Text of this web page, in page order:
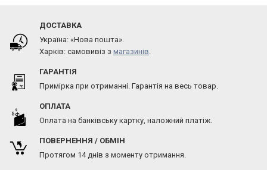
ДОСТАВКА
Україна: «Нова пошта».
Харків: самовивіз з магазинів.
ГАРАНТІЯ
Примірка при отриманні. Гарантія на весь товар.
ОПЛАТА
Оплата на банківську картку, наложний платіж.
ПОВЕРНЕННЯ / ОБМІН
Протягом 14 днів з моменту отримання.